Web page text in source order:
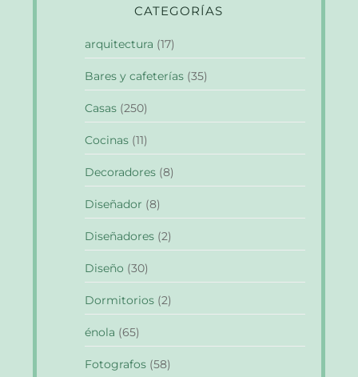
CATEGORÍAS
arquitectura (17)
Bares y cafeterías (35)
Casas (250)
Cocinas (11)
Decoradores (8)
Diseñador (8)
Diseñadores (2)
Diseño (30)
Dormitorios (2)
énola (65)
Fotografos (58)